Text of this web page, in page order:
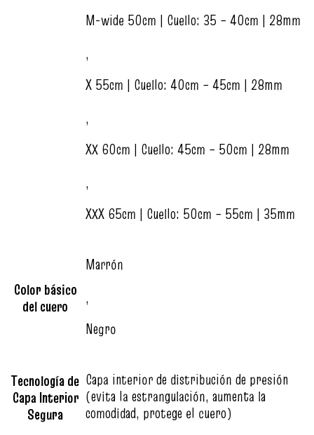
M-wide 50cm | Cuello: 35 – 40cm | 28mm
,
X 55cm | Cuello: 40cm – 45cm | 28mm
,
XX 60cm | Cuello: 45cm – 50cm | 28mm
,
XXX 65cm | Cuello: 50cm – 55cm | 35mm
Color básico
del cuero
Marrón
,
Negro
Tecnología de
Capa Interior
Segura
Capa interior de distribución de presión
(evita la estrangulación, aumenta la
comodidad, protege el cuero)